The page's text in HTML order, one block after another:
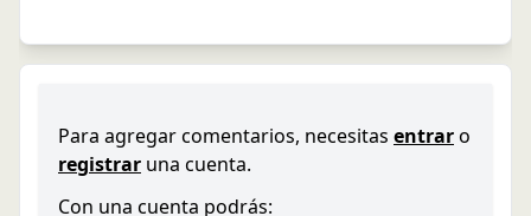
Para agregar comentarios, necesitas entraro
registrar una cuenta.
Con una cuenta podrás: